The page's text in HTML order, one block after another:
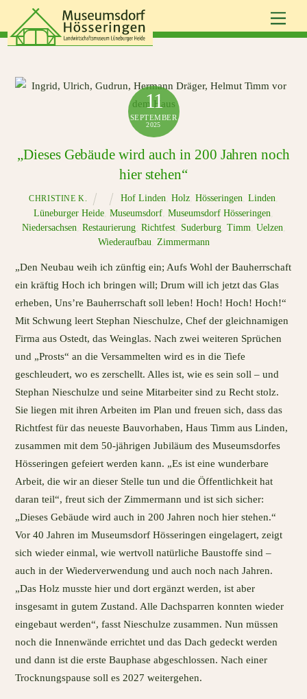
content
11
SEPTEMBER
2025
„Dieses Gebäude wird auch in 200 Jahren noch
hier stehen“
CHRISTINE K. Hof Linden Holz, Hösseringen Linden
Lüneburger Heide Museumsdorf Museumsdorf Hösseringen
Niedersachsen Restaurierung, Richtfest, Suderburg, Timm Uelzen
Wiederaufbau
Zimmermann
„Den Neubau weih ich zünftig ein; Aufs Wohl der Bauherrschaft
ein kräftig Hoch ich bringen will; Drum will ich jetzt das Glas
erheben, Uns’re Bauherrschaft soll leben! Hoch! Hoch! Hoch!“
Mit Schwung leert Stephan Nieschulze, Chef der gleichnamigen
Firma aus Ostedt, das Weinglas. Nach zwei weiteren Sprüchen
und „Prosts“ an die Versammelten wird es in die Tiefe
geschleudert, wo es zerschellt. Alles ist, wie es sein soll – und
Stephan Nieschulze und seine Mitarbeiter sind zu Recht stolz.
Sie liegen mit ihren Arbeiten im Plan und freuen sich, dass das
Richtfest für das neueste Bauvorhaben, Haus Timm aus Linden,
zusammen mit dem 50-jährigen Jubiläum des Museumsdorfes
Hösseringen gefeiert werden kann. „Es ist eine wunderbare
Arbeit, die wir an dieser Stelle tun und die Öffentlichkeit hat
daran teil“, freut sich der Zimmermann und ist sich sicher:
„Dieses Gebäude wird auch in 200 Jahren noch hier stehen.“
Vor 40 Jahren im Museumsdorf Hösseringen eingelagert, zeigt
sich wieder einmal, wie wertvoll natürliche Baustoffe sind –
auch in der Wiederverwendung und auch noch nach Jahren.
„Das Holz musste hier und dort ergänzt werden, ist aber
insgesamt in gutem Zustand. Alle Dachsparren konnten wieder
eingebaut werden“, fasst Nieschulze zusammen. Nun müssen
noch die Innenwände errichtet und das Dach gedeckt werden
und dann ist die erste Bauphase abgeschlossen. Nach einer
Trocknungspause soll es 2027 weitergehen.